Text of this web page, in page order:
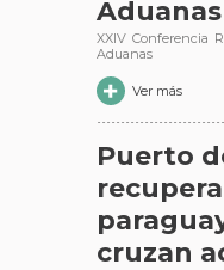
XXIV Conferencia
Aduanas
Ver más
Puerto
cruzan